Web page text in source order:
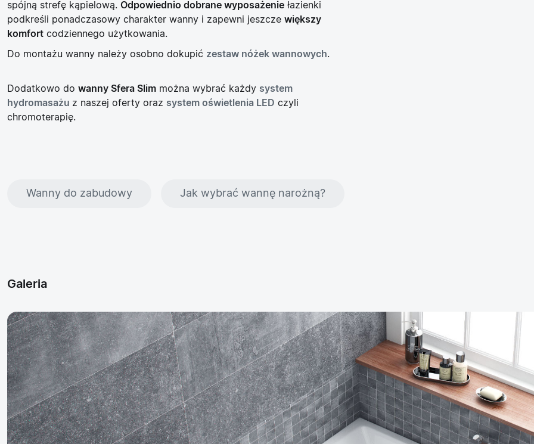
spójną strefę kąpielową. Odpowiednio dobrane wyposażenie łazienki
podkreśli ponadczasowy charakter wanny i zapewni jeszcze większy
komfort codziennego użytkowania.
Do montażu wanny należy osobno dokupić zestaw nóżek wannowych.
Dodatkowo do wanny Sfera Slim można wybrać każdy system
hydromasażu z naszej oferty oraz system oświetlenia LED czyli
chromoterapię.
Wanny do zabudowy Jak wybrać wannę narożną?
Galeria